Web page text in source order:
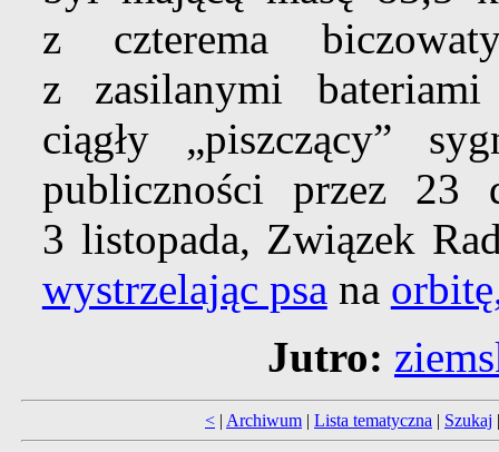
z czterema
z zasilanymi
ciągły „piszczący”
publiczności przez 23
3 listopada, Związek
wystrzelając psa na
Jutro:
< | Archiwum | Lista tematyczna | Szukaj